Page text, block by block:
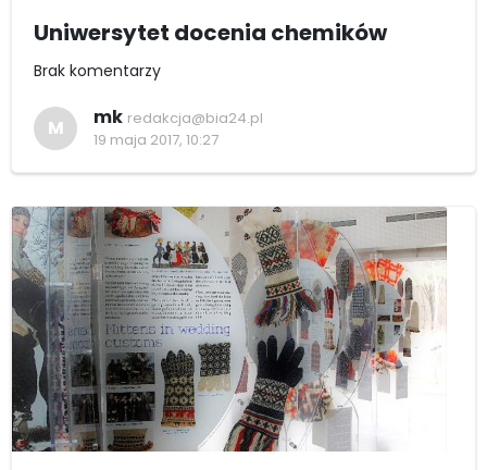
Uniwersytet docenia chemików
Brak komentarzy
M mk redakcja@bia24.pl
19 maja 2017, 10:27